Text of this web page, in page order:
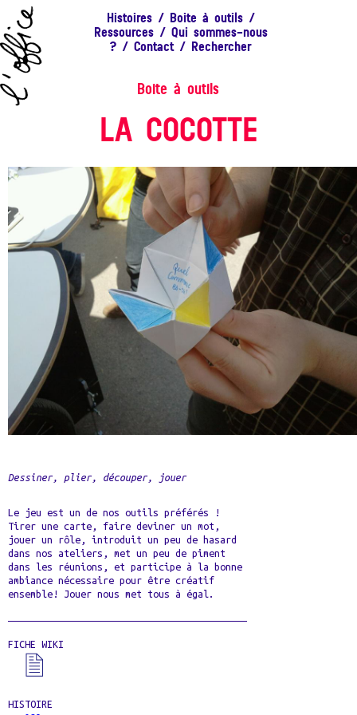
Histoires/ Boite à outils/
Ressources/ Qui sommes-nous
? /Contact/ Rechercher
Boite à outils
LA COCOTTE
Dessiner, plier, découper, jouer
Le jeu est un de nos outils préférés !
Tirer une carte, faire deviner un mot,
jouer un rôle, introduit un peu de hasard
dans nos ateliers, met un peu de piment
dans les réunions, et participe à la bonne
ambiance nécessaire pour être créatif
ensemble! Jouer nous met tous à égal.
FICHE WIKI
HISTOIRE